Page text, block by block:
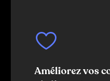
Améliorez vos